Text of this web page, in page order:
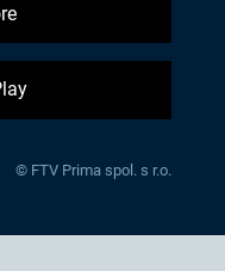
© FTV Prima spol. s r.o.